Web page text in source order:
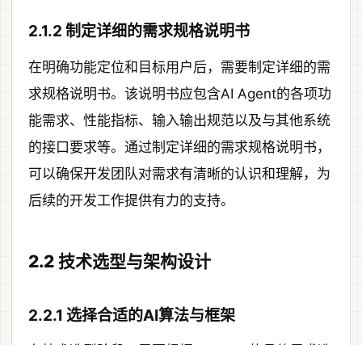
2.1.2 制定详细的需求规格说明书
在明确功能定位和目标用户后，需要制定详细的需
求规格说明书。该说明书应包含AI Agent的各项功
能需求、性能指标、输入输出规范以及与其他系统
的接口要求等。通过制定详细的需求规格说明书，
可以确保开发团队对需求有清晰的认识和理解，为
后续的开发工作提供有力的支持。
2.2 技术选型与架构设计
2.2.1 选择合适的AI算法与框架